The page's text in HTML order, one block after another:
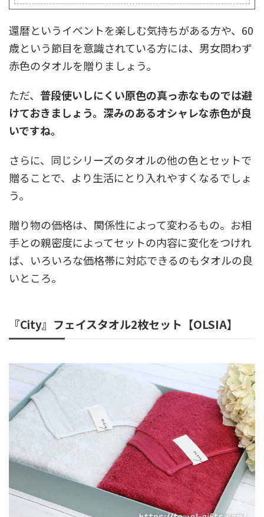
還暦というイベントを楽しむ気持ちがある方や、60
歳という節目を意識されている方には、男女問わず
赤色のタオルを贈りましょう。
ただ、 普段使いしにくい原色の真っ赤なものでは避
けておきましょう。深みのあるオシャレな赤色が良
いですね。
さらに、同じシリーズのタオルの他の色とセットで
贈ることで、より生活にとり入れやすくなるでしょ
う。
贈り物の価格は、関係性によって変わるもの。お相
手との親密度によってセットの内容に変化をつけれ
ば、いろいろな価格帯に対応できるのもタオルの良
いところ。
『City』フェイスタオル2枚セット【OLSIA】